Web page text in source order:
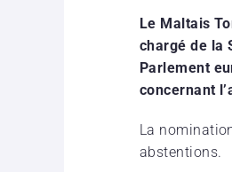
Le Maltais
chargé de la
Parlement
concernant
La
abstentions.